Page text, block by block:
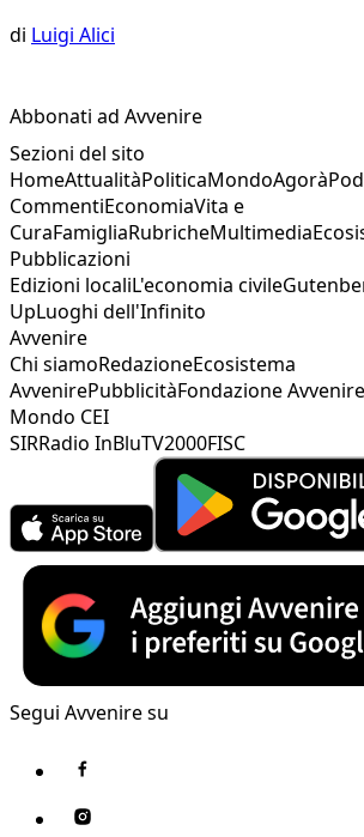
di Luigi Alici
Abbonati ad Avvenire
Sezioni del sito
HomeAttualitàPoliticaMondoAgorà
CommentiEconomiaVita e
CuraFamigliaRubricheMultimedia
Pubblicazioni
Edizioni localiL'economia civile
UpLuoghi dell'Infinito
Avvenire
Chi siamoRedazioneEcosistema
AvvenirePubblicitàFondazione Avvenire
Mondo CEI
SIRRadio InBluTV2000FISC
Segui Avvenire su